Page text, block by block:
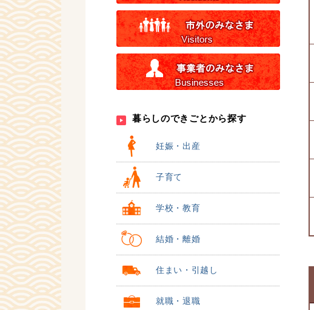
暮らしのできごとから探す
妊娠・出産
子育て
学校・教育
結婚・離婚
住まい・引越し
就職・退職